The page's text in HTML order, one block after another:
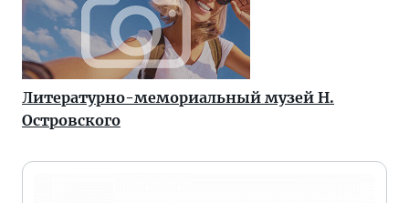
Литературно-мемориальный музей Н.
Островского